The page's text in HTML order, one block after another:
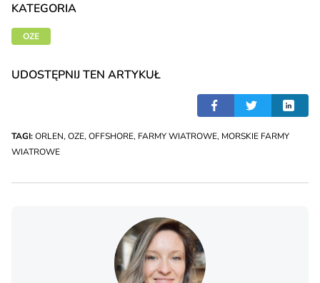
KATEGORIA
OZE
UDOSTĘPNIJ TEN ARTYKUŁ
TAGI:ORLEN, OZE, OFFSHORE, FARMY WIATROWE, MORSKIE FARMY
WIATROWE